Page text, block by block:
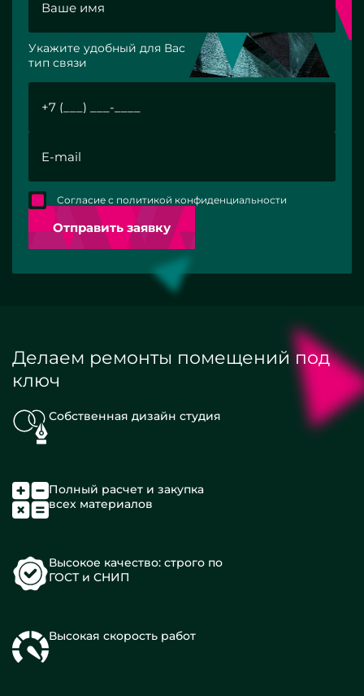
Укажите удобный для Вас
тип связи
Отправить заявку
Согласие с политикой конфиденциальности
Делаем ремонты помещений под
ключ
Собственная дизайн студия
Полный расчет и закупка
всех материалов
Высокое качество: строго по
ГОСТ и СНИП
Высокая скорость работ